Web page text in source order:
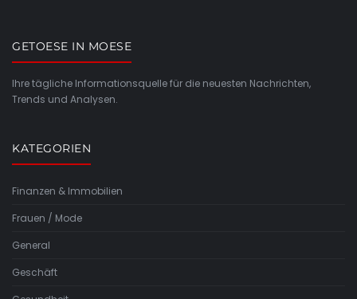
GETOESE IN MOESE
Ihre tägliche Informationsquelle für die neuesten Nachrichten,
Trends und Analysen.
KATEGORIEN
Finanzen & Immobilien
Frauen / Mode
General
Geschäft